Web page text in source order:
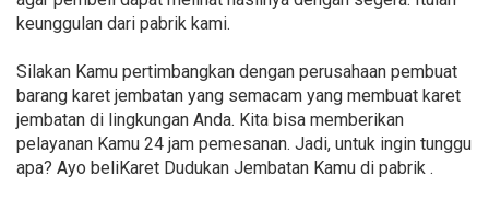
keunggulan dari pabrik kami.
Silakan Kamu pertimbangkan dengan perusahaan pembuat
barang karet jembatan yang semacam yang membuat karet
jembatan di lingkungan Anda. Kita bisa memberikan
pelayanan Kamu 24 jam pemesanan. Jadi, untuk ingin tunggu
apa? Ayo beliKaret Dudukan Jembatan Kamu di pabrik .